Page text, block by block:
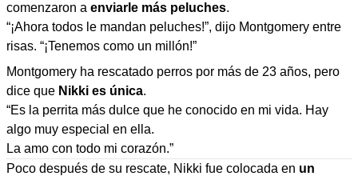
comenzaron a enviarle más peluches.
“¡Ahora todos le mandan peluches!”, dijo Montgomery entre
risas. “¡Tenemos como un millón!”
Montgomery ha rescatado perros por más de 23 años, pero
dice que Nikki es única.
“Es la perrita más dulce que he conocido en mi vida. Hay
algo muy especial en ella.
La amo con todo mi corazón.”
Poco después de su rescate, Nikki fue colocada en un